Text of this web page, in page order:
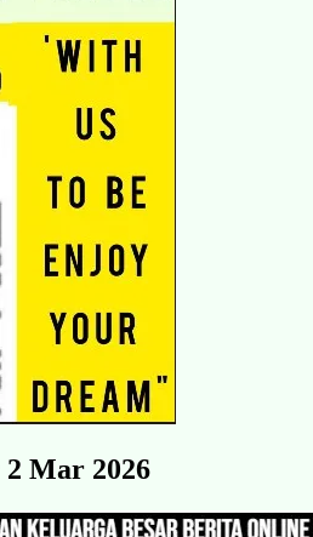
Mar 2026